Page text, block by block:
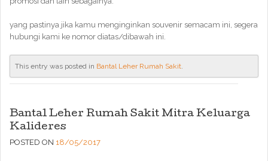
yang pastinya jika kamu menginginkan souvenir semacam ini, segera
hubungi kami ke nomor diatas/dibawah ini.
This entry was posted in Bantal Leher Rumah Sakit.
Bantal Leher Rumah Sakit Mitra Keluarga
Kalideres
POSTED ON 18/05/2017